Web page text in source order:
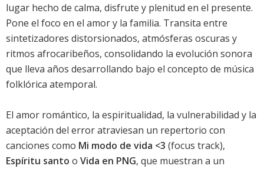
lugar hecho de calma, disfrute y plenitud en el presente.
Pone el foco en el amor y la familia. Transita entre
sintetizadores distorsionados, atmósferas oscuras y
ritmos afrocaribeños, consolidando la evolución sonora
que lleva años desarrollando bajo el concepto de música
folklórica atemporal.
El amor romántico, la espiritualidad, la vulnerabilidad y la
aceptación del error atraviesan un repertorio con
canciones como Mi modo de vida <3 (focus track),
Espíritu santo o Vida en PNG, que muestran a un